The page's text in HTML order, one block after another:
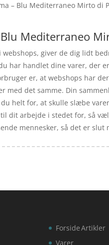
– Blu Mediterraneo Mirto
Mediterraneo
giver de dig lidt
har handlet dine varer, der
er, at webshops har
med det samme. Din
helt for, at skulle slæbe
dit arbejde i stedet for, så
mennesker, så det er
Forside
Varer
Artikler